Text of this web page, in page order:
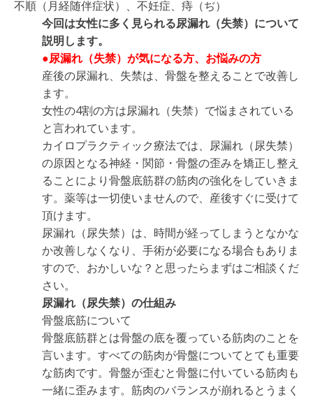
不順（月経随伴症状）、不妊症、痔（ぢ）
今回は女性に多く見られる尿漏れ（失禁）について
説明します。
●尿漏れ（失禁）が気になる方、お悩みの方
産後の尿漏れ、失禁は、骨盤を整えることで改善し
ます。
女性の4割の方は尿漏れ（失禁）で悩まされている
と言われています。
カイロプラクティック療法では、尿漏れ（尿失禁）
の原因となる神経・関節・骨盤の歪みを矯正し整え
ることにより骨盤底筋群の筋肉の強化をしていきま
す。薬等は一切使いませんので、産後すぐに受けて
頂けます。
尿漏れ（尿失禁）は、時間が経ってしまうとなかな
か改善しなくなり、手術が必要になる場合もありま
すので、おかしいな？と思ったらまずはご相談くだ
さい。
尿漏れ（尿失禁）の仕組み
骨盤底筋について
骨盤底筋群とは骨盤の底を覆っている筋肉のことを
言います。すべての筋肉が骨盤についてとても重要
な筋肉です。骨盤が歪むと骨盤に付いている筋肉も
一緒に歪みます。筋肉のバランスが崩れるとうまく